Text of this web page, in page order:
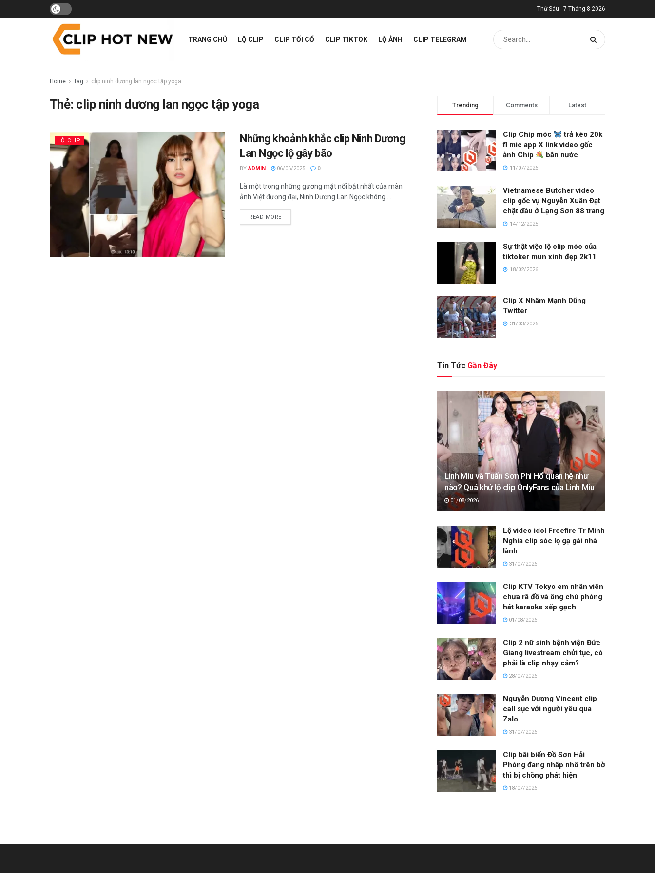
Thứ Sáu - 7 Tháng 8 2026
TRANG CHỦ LỘ CLIP CLIP TỐI CỔ CLIP TIKTOK LỘ ẢNH CLIP TELEGRAM
Home Tag clip ninh dương lan ngọc tập yoga
Thẻ: clip ninh dương lan ngọc tập yoga
LỘ CLIP
Những khoảnh khắc clip Ninh Dương
Lan Ngọc lộ gây bão
BY ADMIN 06/06/2025 0
Là một trong những gương mặt nổi bật nhất của màn
ảnh Việt đương đại, Ninh Dương Lan Ngọc không ...
READ MORE
Trending Comments Latest
Clip Chip móc
trả kèo 20k
fl mic app X link video gốc
ảnh Chip
bắn nước
11/07/2026
Vietnamese Butcher video
clip gốc vụ Nguyễn Xuân Đạt
chặt đầu ở Lạng Sơn 88 trang
14/12/2025
Sự thật việc lộ clip móc của
tiktoker mun xinh đẹp 2k11
18/02/2026
Clip X Nhâm Mạnh Dũng
Twitter
31/03/2026
Tin Tức Gần Đây
Linh Miu và Tuấn Sơn Phi Hổ quan hệ như
nào? Quá khứ lộ clip OnlyFans của Linh Miu
01/08/2026
Lộ video idol Freefire Tr Minh
Nghia clip sóc lọ gạ gái nhà
lành
31/07/2026
Clip KTV Tokyo em nhân viên
chưa rã đồ và ông chú phòng
hát karaoke xếp gạch
01/08/2026
Clip 2 nữ sinh bệnh viện Đức
Giang livestream chửi tục, có
phải là clip nhạy cảm?
28/07/2026
Nguyễn Dương Vincent clip
call sục với người yêu qua
Zalo
31/07/2026
Clip bãi biển Đồ Sơn Hải
Phòng đang nhấp nhô trên bờ
thì bị chồng phát hiện
18/07/2026